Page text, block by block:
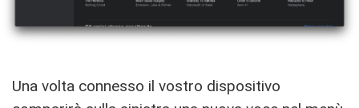
Una volta connesso il vostro dispositivo